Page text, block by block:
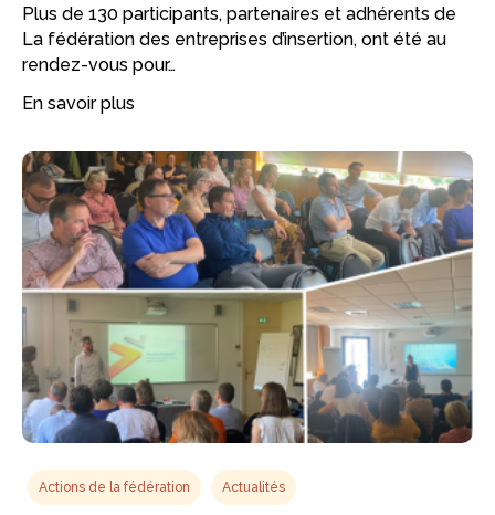
Plus de 130 participants, partenaires et adhérents de
La fédération des entreprises d’insertion, ont été au
rendez-vous pour…
En savoir plus
Actions de la fédération Actualités